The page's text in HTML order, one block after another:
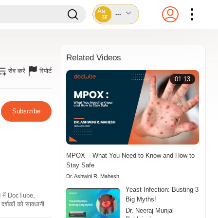
Aa
आ
---
सेव करें रिपोर्ट
Subscribe
में DocTube,
को सावधानी
Related Videos
01:13
MPOX – What You Need to Know and How to
Stay Safe
Dr. Ashwini R. Mahesh
Yeast Infection: Busting 3
Big Myths!
Dr. Neeraj Munjal